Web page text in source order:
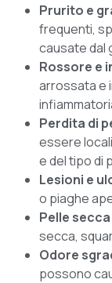
Prurito e
frequenti,
causate dal
Rossore e
arrossata e
Perdita di
essere
e del tipo di
Lesioni e
o piaghe
Pelle
secca,
Odore
possono